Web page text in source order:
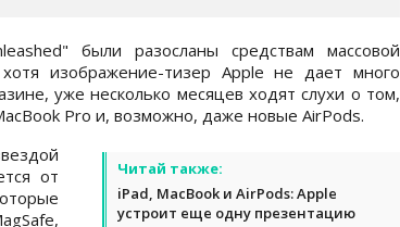
были разосланы средствам массовой
изображение-тизер Apple не дает много
уже несколько месяцев ходят слухи о том,
Pro и, возможно, даже новые AirPods.
Читай также:
iPad, MacBook и AirPods: Apple
устроит еще одну презентацию
от